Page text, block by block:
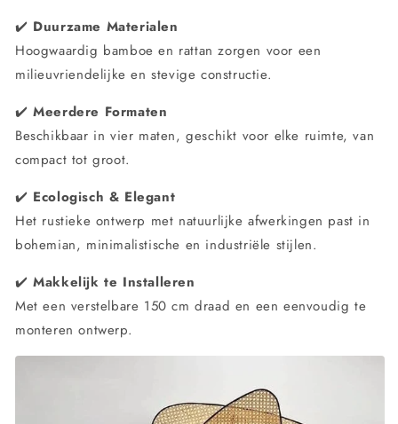
✔️ Duurzame Materialen
Hoogwaardig bamboe en rattan zorgen voor een
milieuvriendelijke en stevige constructie.
✔️Meerdere Formaten
Beschikbaar in vier maten, geschikt voor elke ruimte, van
compact tot groot.
✔️ Ecologisch & Elegant
Het rustieke ontwerp met natuurlijke afwerkingen past in
bohemian, minimalistische en industriële stijlen.
✔️Makkelijk te Installeren
Met een verstelbare 150 cm draad en een eenvoudig te
monteren ontwerp.